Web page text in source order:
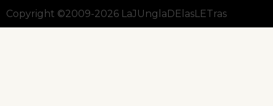
Copyright ©2009-2026 LaJUnglaDElasLETras